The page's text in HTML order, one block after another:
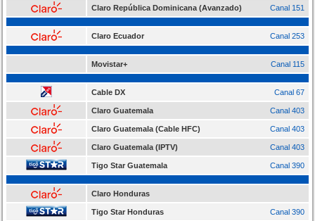
Claro República Dominicana (Avanzado) Canal 151
Claro Ecuador Canal 253
Movistar+ Canal 115
Cable DX Canal 67
Claro Guatemala Canal 403
Claro Guatemala (Cable HFC) Canal 403
Claro Guatemala (IPTV) Canal 403
Tigo Star Guatemala Canal 390
Claro Honduras
Tigo Star Honduras Canal 390